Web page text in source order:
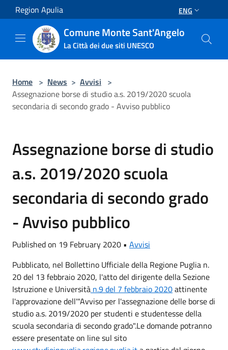
Salta al contenuto principale
Region Apulia ENG
Comune Monte Sant'Angelo
La Città dei due siti UNESCO
Home > News > Avvisi >
Assegnazione borse di studio a.s. 2019/2020 scuola
secondaria di secondo grado - Avviso pubblico
Assegnazione borse di studio
a.s. 2019/2020 scuola
secondaria di secondo grado
- Avviso pubblico
Published on 19 February 2020 • Avvisi
Pubblicato, nel Bollettino Ufficiale della Regione Puglia n.
20 del 13 febbraio 2020, l'atto del dirigente della Sezione
Istruzione e Università n.9 del 7 febbraio 2020attinente
l'approvazione dell'"Avviso per l'assegnazione delle borse di
studio a.s. 2019/2020 per studenti e studentesse della
scuola secondaria di secondo grado".Le domande potranno
essere presentate on line sul sito